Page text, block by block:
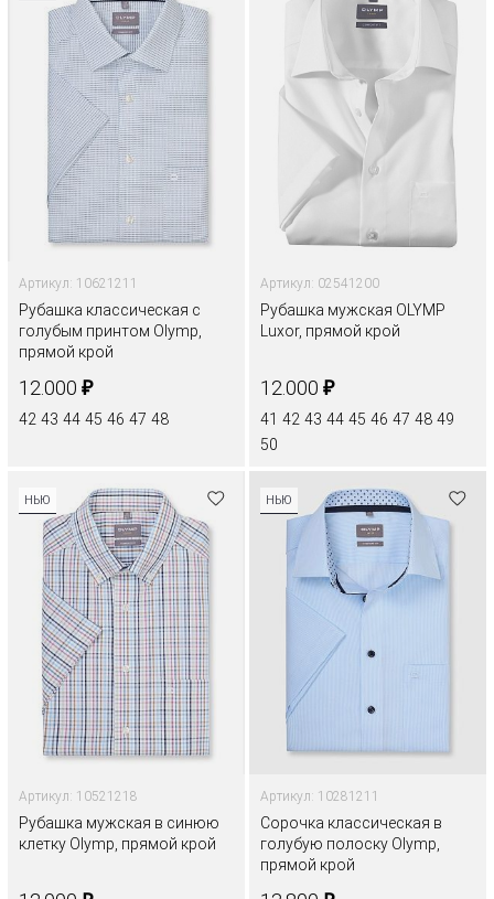
Артикул: 10621211
Рубашка классическая с
голубым принтом Olymp,
прямой крой
12.000 ₽
42 43 44 45 46 47 48
Артикул: 02541200
Рубашка мужская OLYMP
Luxor, прямой крой
12.000 ₽
41 42 43 44 45 46 47 48 49
50
НЬЮ
Артикул: 10521218
Рубашка мужская в синюю
клетку Olymp, прямой крой
НЬЮ
Артикул: 10281211
Сорочка классическая в
голубую полоску Olymp,
прямой крой